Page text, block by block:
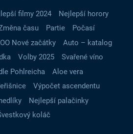
filmy 2024
Nejlepší horory
času Partie
Počasí
Nové začátky
Auto – katalog
Volby 2025
Svařené víno
Pohlreicha
Aloe vera
Výpočet ascendentu
Nejlepší palačinky
koláč